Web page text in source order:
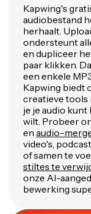
Kapwing's
audiobestand
herhaalt.
ondersteunt
en dupliceer
paar klikken.
een enkele
Kapwing biedt
creatieve tools
je je audio
wilt. Probeer
en audio-
video's,
of samen te
stiltes te
onze AI-
bewerking